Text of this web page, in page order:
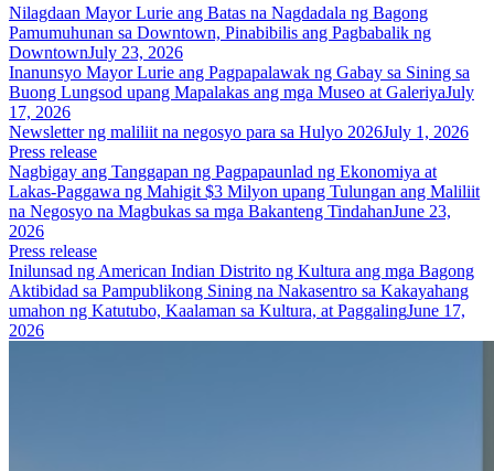
Nilagdaan Mayor Lurie ang Batas na Nagdadala ng Bagong
Pamumuhunan sa Downtown, Pinabibilis ang Pagbabalik ng
DowntownJuly 23, 2026
Inanunsyo Mayor Lurie ang Pagpapalawak ng Gabay sa Sining sa
Buong Lungsod upang Mapalakas ang mga Museo at GaleriyaJuly
17, 2026
Newsletter ng maliliit na negosyo para sa Hulyo 2026July 1, 2026
Press release
Nagbigay ang Tanggapan ng Pagpapaunlad ng Ekonomiya at
Lakas-Paggawa ng Mahigit $3 Milyon upang Tulungan ang Maliliit
na Negosyo na Magbukas sa mga Bakanteng TindahanJune 23,
2026
Press release
Inilunsad ng American Indian Distrito ng Kultura ang mga Bagong
Aktibidad sa Pampublikong Sining na Nakasentro sa Kakayahang
umahon ng Katutubo, Kaalaman sa Kultura, at PaggalingJune 17,
2026